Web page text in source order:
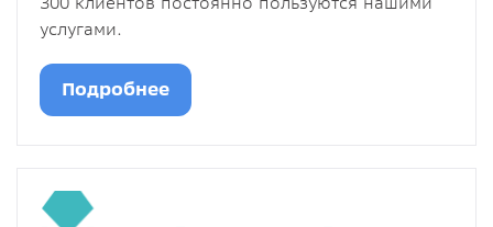
услугами.
Подробнее